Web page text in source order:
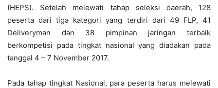
(HEPS). Setelah melewati tahap seleksi daerah, 128
peserta dari tiga kategori yang terdiri dari 49 FLP, 41
Deliveryman dan 38 pimpinan jaringan terbaik
berkompetisi pada tingkat nasional yang diadakan pada
tanggal 4 – 7 November 2017.
Pada tahap tingkat Nasional, para peserta harus melewati